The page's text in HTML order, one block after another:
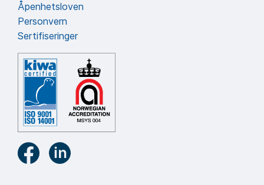
Åpenhetsloven
Personvern
Sertifiseringer